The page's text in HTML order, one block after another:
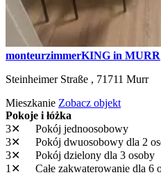
monteurzimmerKING in MURR
Steinheimer Straße , 71711 Murr
Mieszkanie Zobacz objekt
Pokoje i łóżka
3✕
Pokój jednoosobowy
3✕
Pokój dwuosobowy dla 2
3✕
Pokój dzielony dla 3 osoby
1✕
Całe zakwaterowanie dla 6